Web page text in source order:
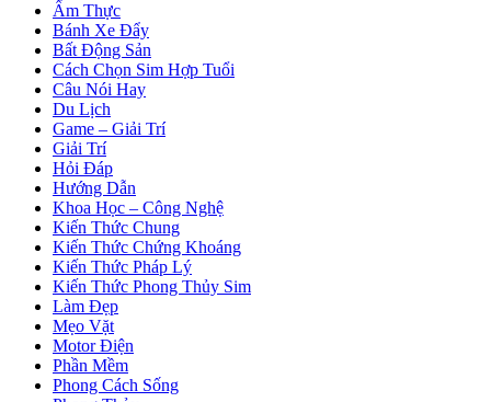
Ẩm Thực
Bánh Xe Đẩy
Bất Động Sản
Cách Chọn Sim Hợp Tuổi
Câu Nói Hay
Du Lịch
Game – Giải Trí
Giải Trí
Hỏi Đáp
Hướng Dẫn
Khoa Học – Công Nghệ
Kiến Thức Chung
Kiến Thức Chứng Khoáng
Kiến Thức Pháp Lý
Kiến Thức Phong Thủy Sim
Làm Đẹp
Mẹo Vặt
Motor Điện
Phần Mềm
Phong Cách Sống